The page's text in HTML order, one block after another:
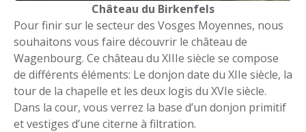
Château du Birkenfels
Pour finir sur le secteur des Vosges Moyennes, nous
souhaitons vous faire découvrir le château de
Wagenbourg. Ce château du XIIIe siècle se compose
de différents éléments: Le donjon date du XIIe siècle, la
tour de la chapelle et les deux logis du XVIe siècle.
Dans la cour, vous verrez la base d’un donjon primitif
et vestiges d’une citerne à filtration.